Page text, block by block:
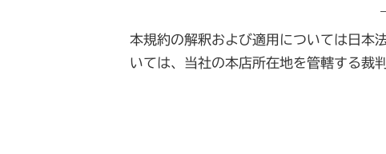
本規約の解釈および適用については日本
いては、当社の本店所在地を管轄する裁